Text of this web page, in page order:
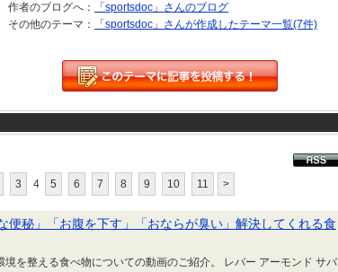
作者のブログへ：
「sportsdoc」さんのブログ
その他のテーマ：
「sportsdoc」さんが作成したテーマ一覧(7件)
3 4 5 6 7 8 9 10 11 >
便秘」「お腹を下す」「おならが臭い」解決してくれる食
を整える食べ物についての動画のご紹介。 レバー アーモンド サバ